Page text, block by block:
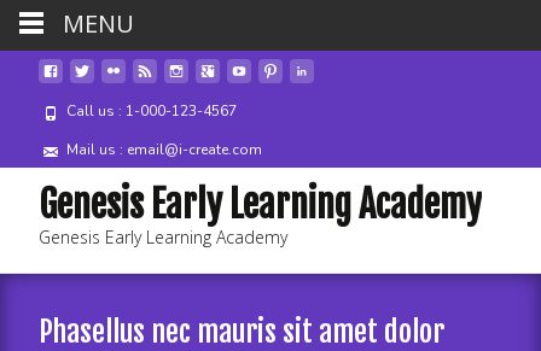
Call us : 1-000-123-4567
Mail us : email@i-create.com
Genesis Early Learning Academy
Genesis Early Learning Academy
Phasellus nec mauris sit amet dolor
MENU